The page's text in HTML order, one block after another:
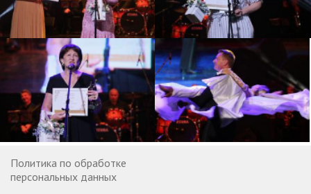
Политика по обработке
персональных данных